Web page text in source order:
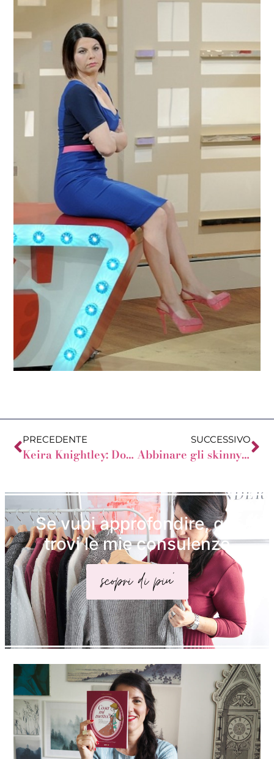
PRECEDENTE
Keira Knightley: Donna a Rettangolo?
SUCCESSIVO
Abbinare gli skinny per la Donna Clessidra
Se vuoi approfondire, qui
trovi le mie consulenze
scopri di piu'